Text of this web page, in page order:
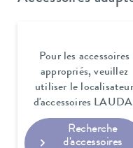
Pour les accessoires
appropriés, veuillez
utiliser le localisateur
d'accessoires
Recherche
d'accessoires